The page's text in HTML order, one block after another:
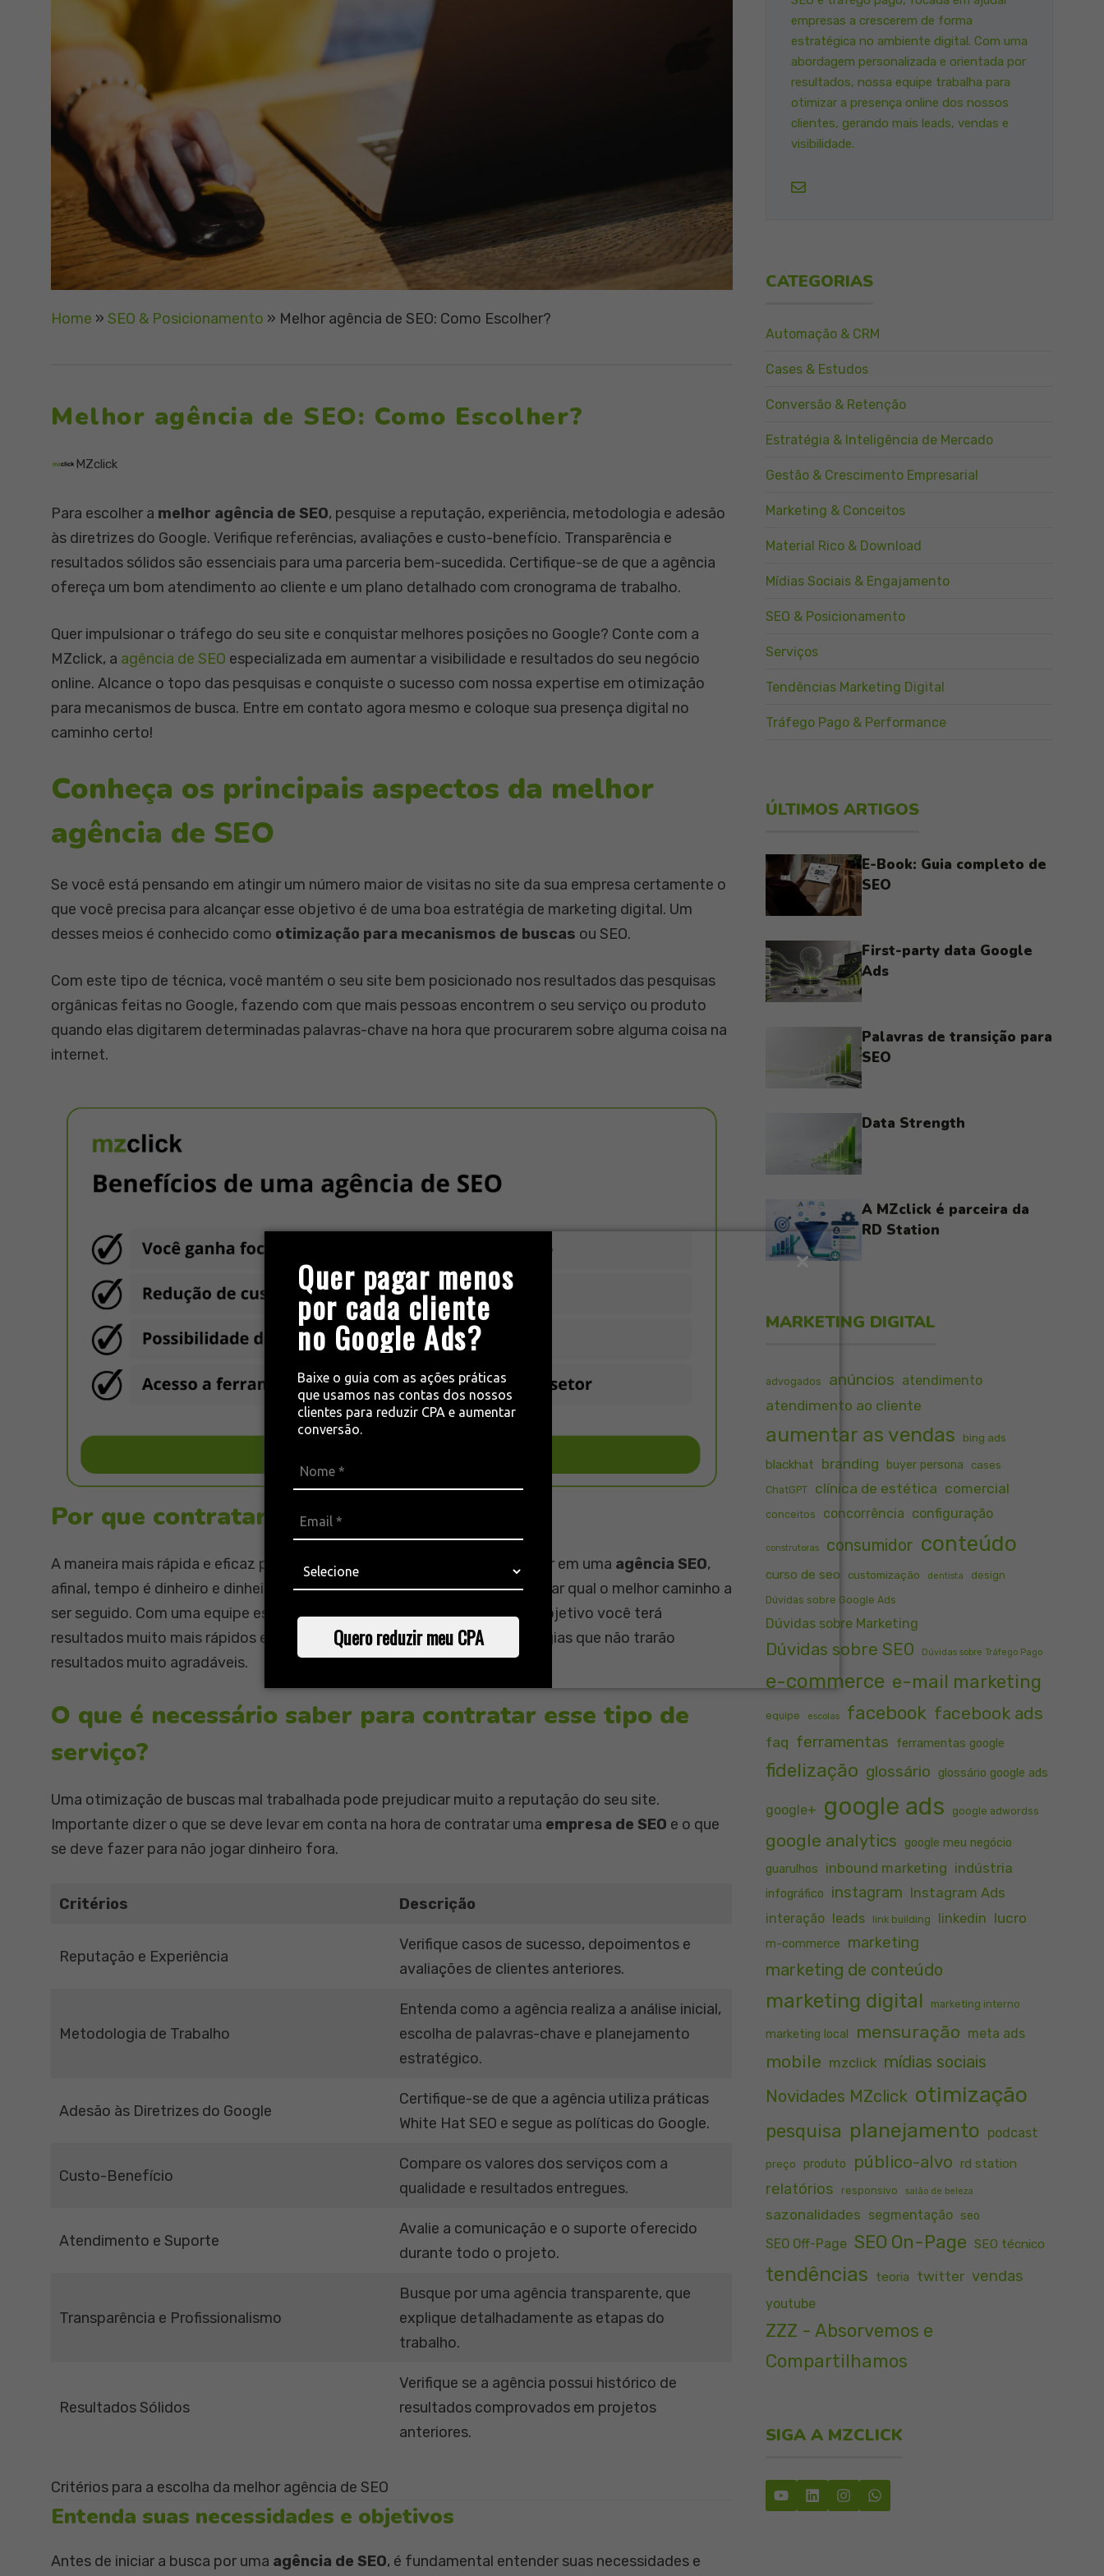
Quer pagar menos
por cada cliente
no Google Ads?
Baixe o guia com as ações práticas
que usamos nas contas dos nossos
clientes para reduzir CPA e aumentar
conversão.
Quero reduzir meu CPA
Home » SEO & Posicionamento » Melhor agência de SEO: Como Escolher?
Melhor agência de SEO: Como Escolher?
MZclick
Para escolher a melhor agência de SEO, pesquise a reputação, experiência, metodologia e adesão
às diretrizes do Google. Verifique referências, avaliações e custo-benefício. Transparência e
resultados sólidos são essenciais para uma parceria bem-sucedida. Certifique-se de que a agência
ofereça um bom atendimento ao cliente e um plano detalhado com cronograma de trabalho.
Quer impulsionar o tráfego do seu site e conquistar melhores posições no Google? Conte com a
MZclick, a agência de SEO especializada em aumentar a visibilidade e resultados do seu negócio
online. Alcance o topo das pesquisas e conquiste o sucesso com nossa expertise em otimização
para mecanismos de busca. Entre em contato agora mesmo e coloque sua presença digital no
caminho certo!
Conheça os principais aspectos da melhor
agência de SEO
Se você está pensando em atingir um número maior de visitas no site da sua empresa certamente o
que você precisa para alcançar esse objetivo é de uma boa estratégia de marketing digital. Um
desses meios é conhecido como otimização para mecanismos de buscas ou SEO.
Com este tipo de técnica, você mantém o seu site bem posicionado nos resultados das pesquisas
orgânicas feitas no Google, fazendo com que mais pessoas encontrem o seu serviço ou produto
quando elas digitarem determinadas palavras-chave na hora que procurarem sobre alguma coisa na
internet.
Por que contratar uma empresa de SEO?
A maneira mais rápida e eficaz para otimizar as buscas orgânicas é investir em uma agência SEO,
afinal, tempo é dinheiro e dinheiro é tempo! Umaconsultoria SEOirá mostrar qual o melhor caminho a
ser seguido. Com uma equipe especializada no assunto e um foco mais objetivo você terá
resultados muito mais rápidos e precisos sem perder tempo com estratégias que não trarão
resultados muito agradáveis.
O que é necessário saber para contratar esse tipo de
serviço?
Uma otimização de buscas mal trabalhada pode prejudicar muito a reputação do seu site.
Importante dizer o que se deve levar em conta na hora de contratar uma empresa de SEO e o que
se deve fazer para não jogar dinheiro fora.
Critérios Descrição
Reputação e Experiência
Verifique casos de sucesso, depoimentos e
avaliações de clientes anteriores.
Metodologia de Trabalho
Entenda como a agência realiza a análise inicial,
escolha de palavras-chave e planejamento
estratégico.
Adesão às Diretrizes do Google
Certifique-se de que a agência utiliza práticas
White Hat SEO e segue as políticas do Google.
Custo-Benefício
Compare os valores dos serviços com a
qualidade e resultados entregues.
Atendimento e Suporte
Avalie a comunicação e o suporte oferecido
durante todo o projeto.
Transparência e Profissionalismo
Busque por uma agência transparente, que
explique detalhadamente as etapas do
trabalho.
Resultados Sólidos
Verifique se a agência possui histórico de
resultados comprovados em projetos
anteriores.
Critérios para a escolha da melhor agência de SEO
Entenda suas necessidades e objetivos
Antes de iniciar a busca por uma agência de SEO, é fundamental entender suas necessidades e
empresas a crescerem de forma
estratégica no ambiente digital. Com uma
abordagem personalizada e orientada por
resultados, nossa equipe trabalha para
otimizar a presença online dos nossos
clientes, gerando mais leads, vendas e
visibilidade.
CATEGORIAS
Automação & CRM
Cases & Estudos
Conversão & Retenção
Estratégia & Inteligência de Mercado
Gestão & Crescimento Empresarial
Marketing & Conceitos
Material Rico & Download
Mídias Sociais & Engajamento
SEO & Posicionamento
Serviços
Tendências Marketing Digital
Tráfego Pago & Performance
ÚLTIMOS ARTIGOS
E-Book: Guia completo de
SEO
First-party data Google
Ads
Palavras de transição para
SEO
Data Strength
A MZclick é parceira da
RD Station
MARKETING DIGITAL
advogados anúncios atendimento
atendimento ao cliente
aumentar as vendas bing ads
blackhat branding buyer persona cases
ChatGPT clínica de estética comercial
conceitos concorrência configuração
construtoras consumidor conteúdo
curso de seo customização dentista
design
Dúvidas sobre Google Ads
Dúvidas sobre Marketing
Dúvidas sobre SEO Dúvidas sobre Tráfego Pago
e-commerce e-mail marketing
equipe escolas facebook facebook ads
faq ferramentas ferramentas google
fidelização glossário glossário google ads
google+ google ads google adwordss
google analytics
google meu negócio
guarulhos
inbound marketing indústria
infográfico instagram Instagram Ads
interação leads link building linkedin lucro
m-commerce marketing
marketing de conteúdo
marketing digital marketing interno
marketing local mensuração meta ads
mobile mzclick mídias sociais
Novidades MZclick otimização
pesquisa planejamento podcast
preço produto público-alvo rd station
relatórios responsivo salão de beleza
sazonalidades segmentação seo
SEO Off-Page SEO On-Page SEO técnico
tendências teoria twitter vendas
youtube
ZZZ - Absorvemos e
Compartilhamos
SIGA A MZCLICK